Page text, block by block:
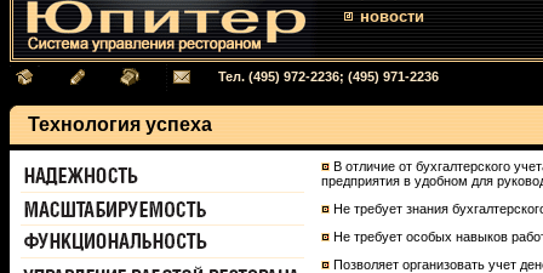
новости
Тел. (495) 972-2236; (495) 971-2236
Технология успеха
В отличие от бухгалтерского
предприятия в удобном для
Не требует знания
Не требует особых навыков
Позволяет организовать учет